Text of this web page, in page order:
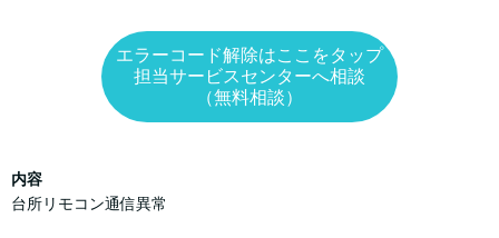
エラーコード解除はここをタップ
担当サービスセンターへ相談
（無料相談）
内容
台所リモコン通信異常